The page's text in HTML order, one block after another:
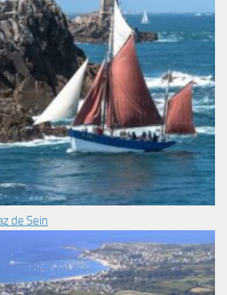
de Sein